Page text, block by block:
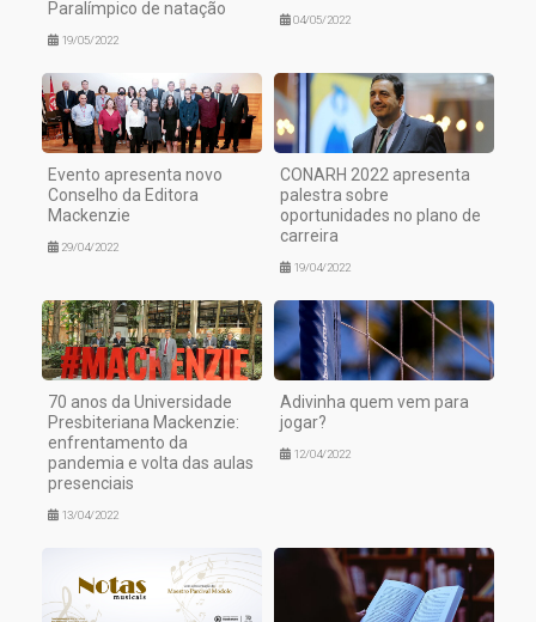
Paralímpico de natação
19/05/2022
04/05/2022
Evento apresenta novo
Conselho da Editora
Mackenzie
29/04/2022
CONARH 2022 apresenta
palestra sobre
oportunidades no plano de
carreira
19/04/2022
70 anos da Universidade
Presbiteriana Mackenzie:
enfrentamento da
pandemia e volta das aulas
presenciais
13/04/2022
Adivinha quem vem para
jogar?
12/04/2022